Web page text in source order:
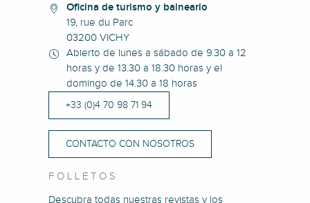
Oficina de turismo y balneario
19, rue du Parc
03200 VICHY
Abierto de lunes a sábado de 9.30 a 12
horas y de 13.30 a 18.30 horas y el
domingo de 14.30 a 18 horas
+33 (0)4 70 98 71 94
CONTACTO CON NOSOTROS
FOLLETOS
Descubra todas nuestras revistas y los